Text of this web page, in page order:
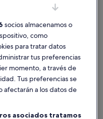
lugar donde
Aqua
socios almacenamos o
como
para tratar datos
tus preferencias
momento, a través de
Tus preferencias se
afectarán a los datos de
asociados tratamos